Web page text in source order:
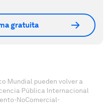
gratuita
Mundial pueden volver a
Pública Internacional
NoComercial-